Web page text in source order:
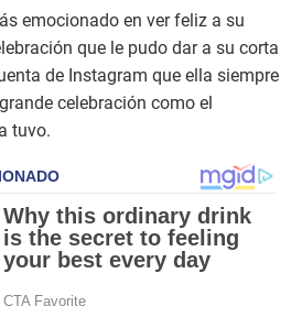
emocionado en ver feliz a su
que le pudo dar a su corta
de Instagram que ella siempre
celebración como el
tuvo.